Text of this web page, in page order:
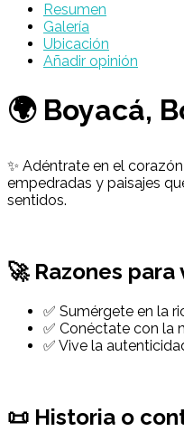
Resumen
Galería
Ubicación
Añadir opinión
🌍 Boyacá,
✨ Adéntrate en el
empedradas y paisajes
sentidos.
🚀 Razones
✅ Sumérgete en la
✅ Conéctate con la
✅ Vive la
📜 Historia o